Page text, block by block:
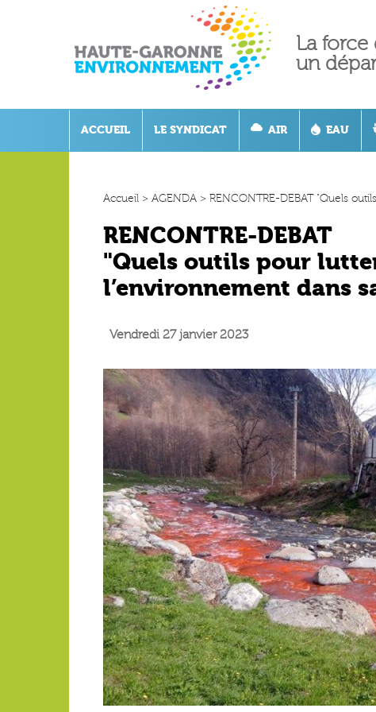
La
un
ACCUEIL LE SYNDICAT AIR EAU
Accueil >AGENDA >RENCONTRE-DEBAT "Quels
RENCONTRE-DEBAT
"Quels outils pour
l’environnement dans
Vendredi 27 janvier 2023